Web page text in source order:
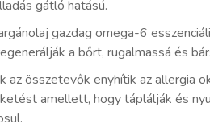
gátló hatású.
gazdag omega-6
a bőrt, rugalmassá és
az összetevők enyhítik az allergia
amellett, hogy táplálják és